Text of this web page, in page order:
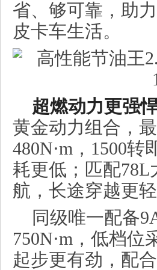
省、够可靠，助
皮卡车生活。
超燃动力更强
黄金动力组合，
480N·m，1500
耗更低；匹配78L
航，长途穿越更轻
同级唯一配备
750N·m，低档位
起步更有劲，配